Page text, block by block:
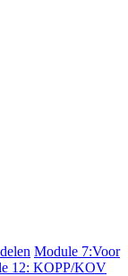
Module 7:Voor
12: KOPP/KOV